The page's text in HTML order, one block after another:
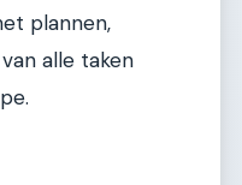
plannen,
alle taken